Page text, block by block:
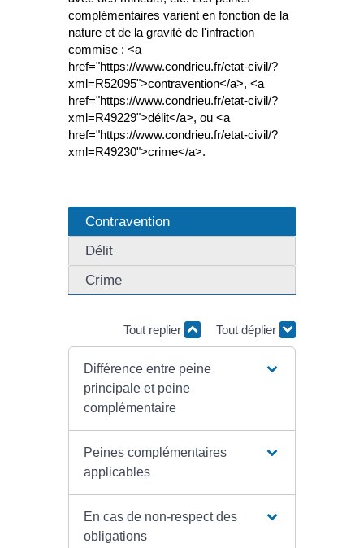
complémentaires varient en fonction de la
nature et de la gravité de l'infraction
commise : <a
href="https://www.condrieu.fr/etat-civil/?
xml=R52095">contravention</a>, <a
href="https://www.condrieu.fr/etat-civil/?
xml=R49229">délit</a>, ou <a
href="https://www.condrieu.fr/etat-civil/?
xml=R49230">crime</a>.
Contravention
Délit
Crime
Tout replier Tout déplier
Différence entre peine
principale et peine
complémentaire
Peines complémentaires
applicables
En cas de non-respect des
obligations